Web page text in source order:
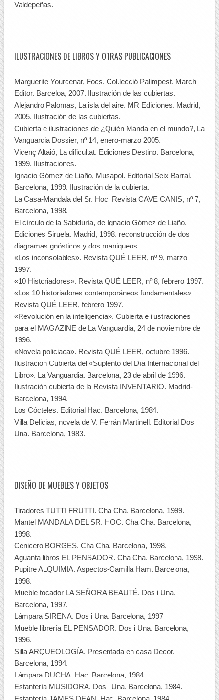
Valdepeñas.
ILUSTRACIONES DE LIBROS Y OTRAS PUBLICACIONES
Marguerite Yourcenar, Focs. Col.lecció Palimpest. March
Editor. Barceloa, 2007. Ilustración de las cubiertas.
Alejandro Palomas, La isla del aire. MR Ediciones. Madrid,
2005. Ilustración de las cubiertas.
Cubierta e ilustraciones de ¿Quién Manda en el mundo?, La
Vanguardia Dossier, nº 14, enero-marzo 2005.
Vicenç Altaió, La dificultat. Ediciones Destino. Barcelona,
1999. Ilustraciones.
Ignacio Gómez de Liaño, Musapol. Editorial Seix Barral.
Barcelona, 1999. Ilustración de la cubierta.
La Casa-Mandala del Sr. Hoc. Revista CAVE CANIS, nº 7,
Barcelona, 1998.
El círculo de la Sabiduría, de Ignacio Gómez de Liaño.
Ediciones Siruela. Madrid, 1998. reconstrucción de dos
diagramas gnósticos y dos maniqueos.
«Los inconsolables». Revista QUÉ LEER, nº 9, marzo
1997.
«10 Historiadores». Revista QUÉ LEER, nº 8, febrero 1997.
«Los 10 historiadores contemporáneos fundamentales»
Revista QUÉ LEER, febrero 1997.
«Revolución en la inteligencia». Cubierta e ilustraciones
para el MAGAZINE de La Vanguardia, 24 de noviembre de
1996.
«Novela policiaca». Revista QUÉ LEER, octubre 1996.
Ilustración Cubierta del «Suplento del Día Internacional del
Libro». La Vanguardia. Barcelona, 23 de abril de 1996.
Ilustración cubierta de la Revista INVENTARIO. Madrid-
Barcelona, 1994.
Los Cócteles. Editorial Hac. Barcelona, 1984.
Villa Delicias, novela de V. Ferrán Martinell. Editorial Dos i
Una. Barcelona, 1983.
DISEÑO DE MUEBLES Y OBJETOS
Tiradores TUTTI FRUTTI. Cha Cha. Barcelona, 1999.
Mantel MANDALA DEL SR. HOC. Cha Cha. Barcelona,
1998.
Cenicero BORGES. Cha Cha. Barcelona, 1998.
Aguanta libros EL PENSADOR. Cha Cha. Barcelona, 1998.
Pupitre ALQUIMIA. Aspectos-Camilla Ham. Barcelona,
1998.
Mueble tocador LA SEÑORA BEAUTÉ. Dos i Una.
Barcelona, 1997.
Lámpara SIRENA. Dos i Una. Barcelona, 1997
Mueble librería EL PENSADOR. Dos i Una. Barcelona,
1996.
Silla ARQUEOLOGÍA. Presentada en casa Decor.
Barcelona, 1994.
Lámpara DUCHA. Hac. Barcelona, 1984.
Estantería MUSIDORA. Dos i Una. Barcelona, 1984.